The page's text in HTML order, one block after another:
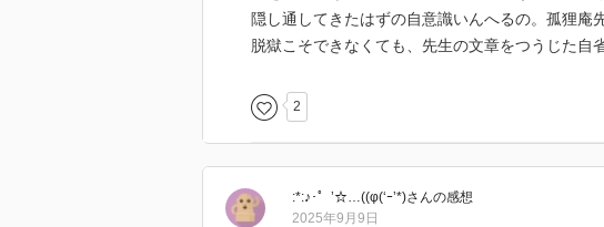
隠し通してきたはずの自意識いんへるの。孤狸庵
脱獄こそできなくても、先生の文章をつうじた自
2
:*:♪･゜’☆…((φ(‘ｰ’*)さんの感想
2025年9月9日